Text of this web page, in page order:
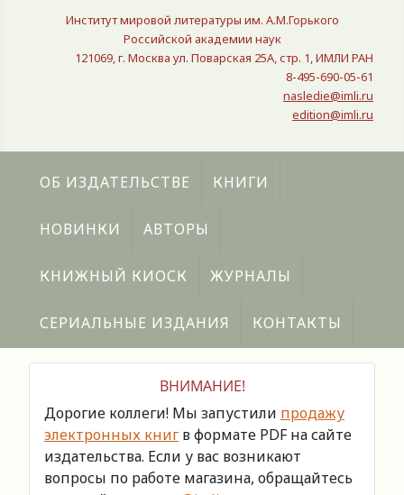
Институт мировой литературы им. А.М.Горького
Российской академии наук
121069, г. Москва ул. Поварская 25A, стр. 1, ИМЛИ РАН
8-495-690-05-61
nasledie@imli.ru
edition@imli.ru
ОБ ИЗДАТЕЛЬСТВЕ КНИГИ
НОВИНКИ АВТОРЫ
КНИЖНЫЙ КИОСК ЖУРНАЛЫ
СЕРИАЛЬНЫЕ ИЗДАНИЯ КОНТАКТЫ
ВНИМАНИЕ!
Дорогие коллеги! Мы запустили продажу
электронных книг в формате PDF на сайте
издательства. Если у вас возникают
вопросы по работе магазина, обращайтесь